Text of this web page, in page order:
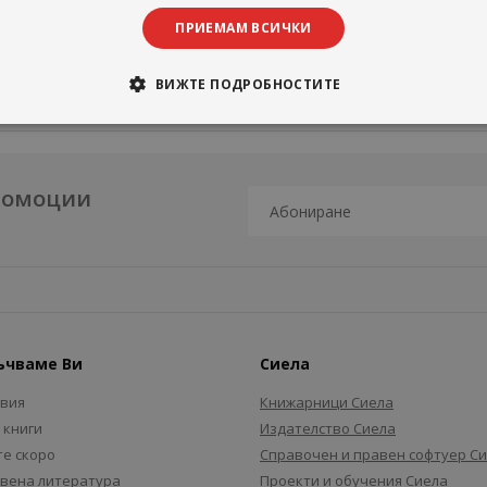
Ви
скоро
литература
Сиела
Книжарници Сиела
Издателство Сиела
Справочен и правен софтуер
Проекти и обучения Сиела
ПРИЕМАМ ВСИЧКИ
ВИЖТЕ ПОДРОБНОСТИТЕ